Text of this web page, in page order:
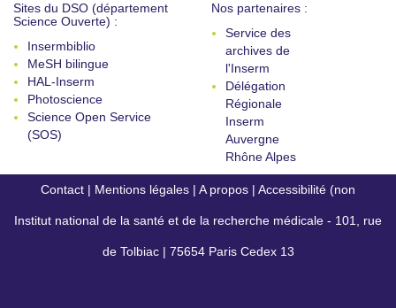
Sites du DSO (département
Science Ouverte) :
Insermbiblio
MeSH bilingue
HAL-Inserm
Photoscience
Science Open Service
(SOS)
Nos partenaires :
Service des
archives de
l'Inserm
Délégation
Régionale
Inserm
Auvergne
Rhône Alpes
Contact | Mentions légales | A propos | Accessibilité (non
conforme)
Institut national de la santé et de la recherche médicale - 101, rue
de Tolbiac | 75654 Paris Cedex 13